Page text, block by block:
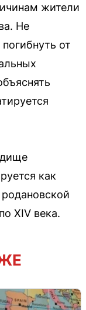
жители
Не
от
как
XIV века.